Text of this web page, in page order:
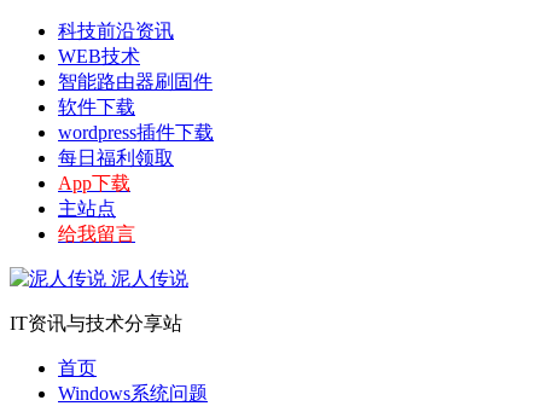
科技前沿资讯
WEB技术
智能路由器刷固件
软件下载
wordpress插件下载
每日福利领取
App下载
主站点
给我留言
泥人传说
IT资讯与技术分享站
首页
Windows系统问题